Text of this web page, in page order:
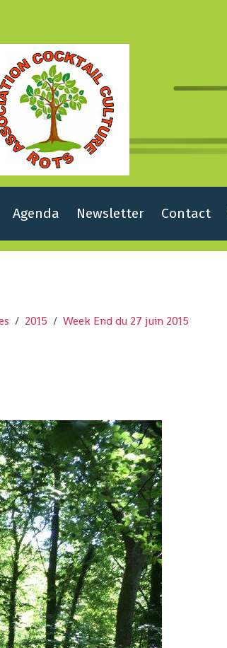
Agenda Newsletter Contact
2015
Week End du 27 juin 2015